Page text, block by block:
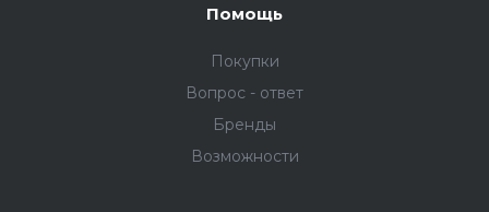
Помощь
Покупки
Вопрос - ответ
Бренды
Возможности